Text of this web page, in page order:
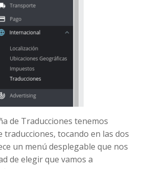
de Traducciones tenemos
traducciones, tocando en las dos
un menú desplegable que nos
de elegir que vamos a